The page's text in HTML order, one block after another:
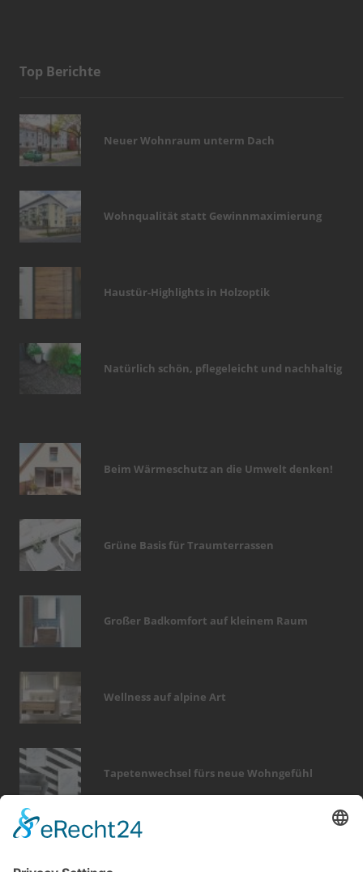
Top Berichte
Neuer Wohnraum unterm Dach
Wohnqualität statt Gewinnmaximierung
Haustür-Highlights in Holzoptik
Natürlich schön, pflegeleicht und nachhaltig
Beim Wärmeschutz an die Umwelt denken!
Grüne Basis für Traumterrassen
Großer Badkomfort auf kleinem Raum
Wellness auf alpine Art
Tapetenwechsel fürs neue Wohngefühl